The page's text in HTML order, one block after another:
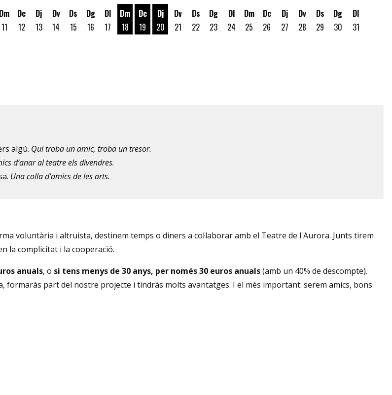
Dm
11
Dc
12
Dj
13
Dv
14
Ds
15
Dg
16
Dl
17
Dm
18
Dc
19
Dj
20
Dv
21
Ds
22
Dg
23
Dl
24
Dm
25
Dc
26
Dj
27
Dv
28
Ds
29
Dg
30
Dl
31
algú. Qui troba un amic, troba un tresor.
d’anar al teatre els divendres.
Una colla d’amics de les arts.
voluntària i altruista, destinem temps o diners a col·laborar amb el Teatre de l'Aurora. Junts tirem
la complicitat i la cooperació.
anuals, o si tens menys de 30 anys, per només 30 euros anuals(amb un 40% de descompte).
part del nostre projecte i tindràs molts avantatges. I el més important: serem amics, bons